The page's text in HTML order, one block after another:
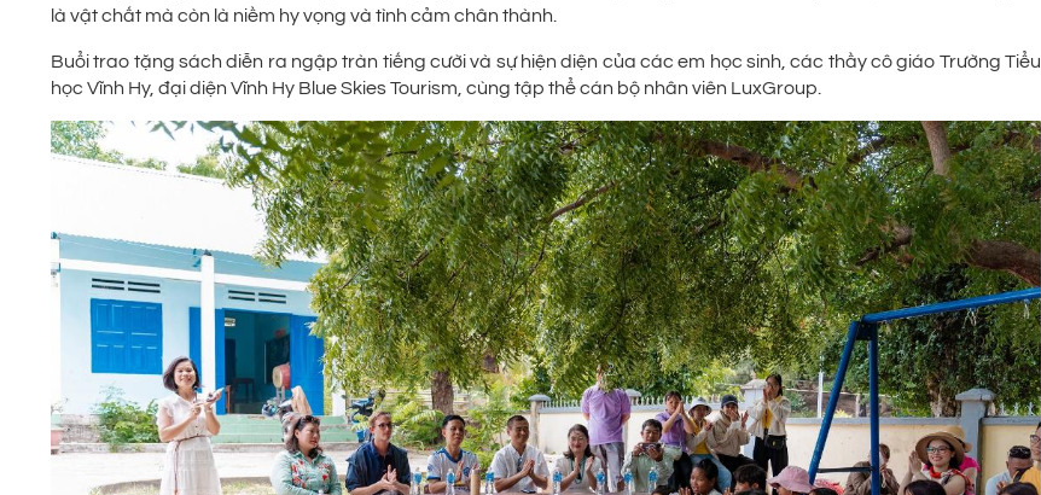
là vật chất mà còn là niềm hy vọng và tình cảm chân thành.
Buổi trao tặng sách diễn ra ngập tràn tiếng cười và sự hiện diện của các em học sinh, các thầy cô giáo Trường Tiểu
học Vĩnh Hy, đại diện Vĩnh Hy Blue Skies Tourism, cùng tập thể cán bộ nhân viên LuxGroup.